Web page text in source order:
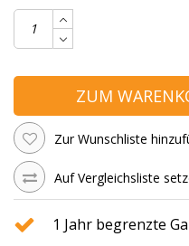
ZUM
Zur Wunschliste
Auf Vergleichsliste
1 Jahr begrenzte